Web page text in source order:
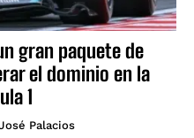
gran paquete de
el dominio en la
1
Palacios